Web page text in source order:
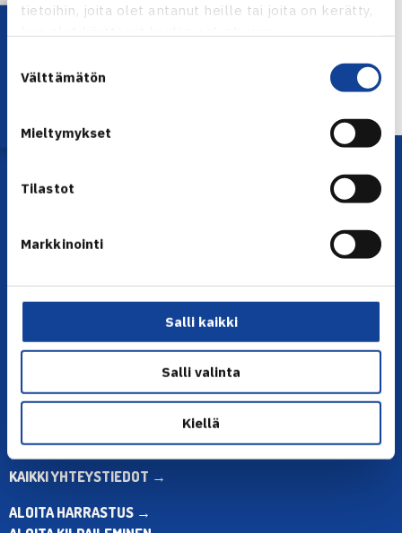
tietoihin, joita olet antanut heille tai joita on kerätty,
valinta
Välttämätön
Mieltymykset
Tilastot
Markkinointi
Salli kaikki
Salli valinta
Kiellä
Lataa OmaTennis!
YHTEYSTIEDOT
Olympiastadion, Paavo Nurmen tie 1, 00250 Helsinki
Puh. 010 574 3959
ma-pe klo 10.00-12.00
Muina aikoina olkaa yhteydessä
sähköpostitse: toimisto@tennis.fi
KAIKKI YHTEYSTIEDOT →
ALOITA HARRASTUS →